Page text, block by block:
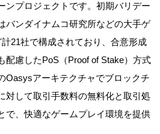
ンプロジェクトです。初期バリデー
バンダイナムコ研究所などの大手ゲ
21社で構成されており、合意形成
配慮したPoS（Proof of Stake）方式
Oasysアーキテクチャでブロックチ
対して取引手数料の無料化と取引処
で、快適なゲームプレイ環境を提供